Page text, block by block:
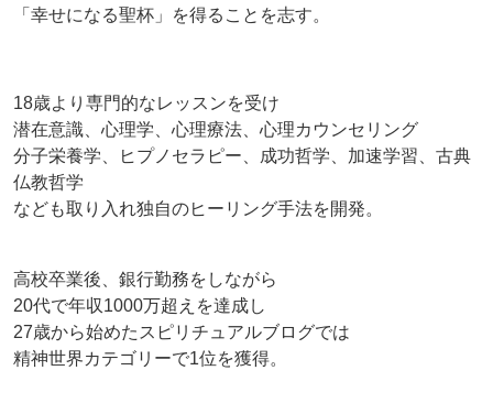
「幸せになる聖杯」を得ることを志す。
18歳より専門的なレッスンを受け
潜在意識、心理学、心理療法、心理カウンセリング
分子栄養学、ヒプノセラピー、成功哲学、加速学習、古典
仏教哲学
なども取り入れ独自のヒーリング手法を開発。
高校卒業後、銀行勤務をしながら
20代で年収1000万超えを達成し
27歳から始めたスピリチュアルブログでは
精神世界カテゴリーで1位を獲得。